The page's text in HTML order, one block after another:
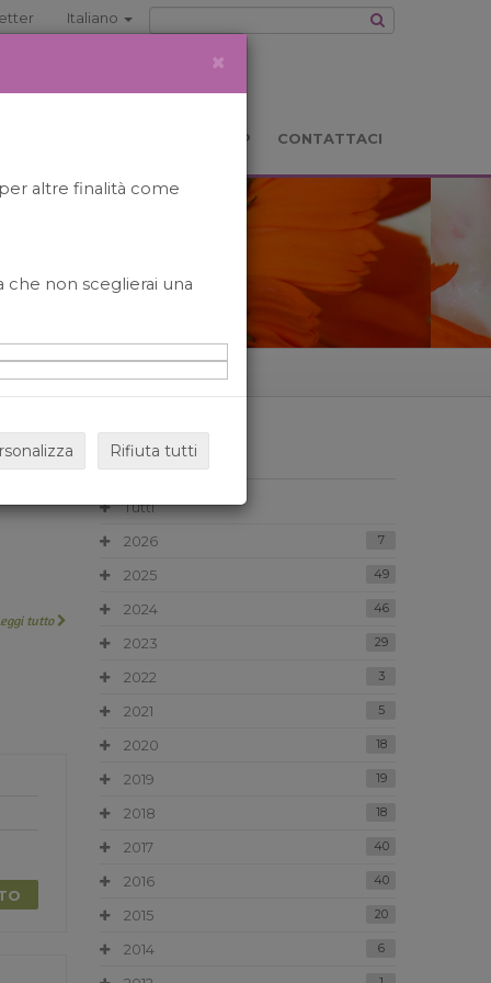
Italiano
BOOKSHOP CONTATTACI
tutto
ARCHIVIO
Tutti
2026
7
2025 49
2024 46
2023 29
2022 3
2021 5
2020 18
2019 19
2018 18
2017 40
2016 40
2015 20
2014 6
×
altre finalità come
che non sceglierai una
Rifiuta tutti